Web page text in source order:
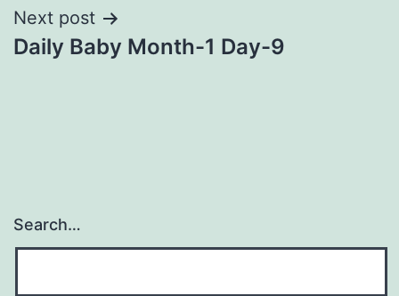
Next post
Daily Baby Month-1 Day-9
Search…